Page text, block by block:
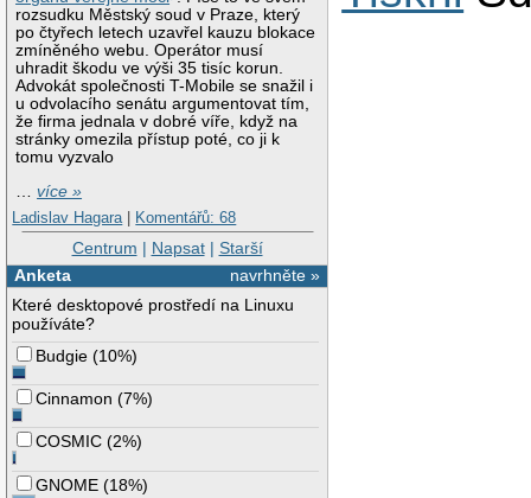
rozsudku Městský soud v Praze, který
po čtyřech letech uzavřel kauzu blokace
zmíněného webu. Operátor musí
uhradit škodu ve výši 35 tisíc korun.
Advokát společnosti T-Mobile se snažil i
u odvolacího senátu argumentovat tím,
že firma jednala v dobré víře, když na
stránky omezila přístup poté, co ji k
tomu vyzvalo
…více »
Ladislav Hagara | Komentářů: 68
Centrum | Napsat| Starší
navrhněte »
Anketa
Které desktopové prostředí na Linuxu
používáte?
Budgie (10%)
Cinnamon (7%)
COSMIC (2%)
GNOME (18%)